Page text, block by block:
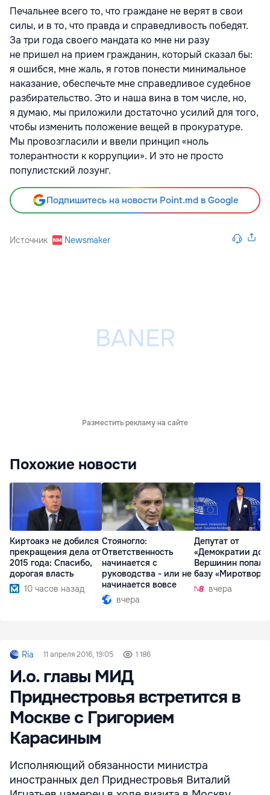
Печальнее всего то, что граждане не верят в свои
силы, и в то, что правда и справедливость победят.
За три года своего мандата ко мне ни разу
не пришел на прием гражданин, который сказал бы:
я ошибся, мне жаль, я готов понести минимальное
наказание, обеспечьте мне справедливое судебное
разбирательство. Это и наша вина в том числе, но,
я думаю, мы приложили достаточно усилий для того,
чтобы изменить положение вещей в прокуратуре.
Мы провозгласили и ввели принцип «ноль
толерантности к коррупции». И это не просто
популистский лозунг.
Подпишитесь на новости Point.md в Google
Источник Newsmaker
Разместить рекламу на сайте
Похожие новости
Киртоакэ не добился
прекращения дела от
2015 года: Спасибо,
дорогая власть
10 часов назад
Стояногло:
Ответственность
начинается с
руководства - или не
начинается вовсе
вчера
Депутат от
«Демократии
Вершинин попал в
базу
вчера
Ria 11 апреля 2016, 19:05 1 186
И.о. главы МИД
Приднестровья встретится в
Москве с Григорием
Карасиным
Исполняющий обязанности министра
иностранных дел Приднестровья Виталий